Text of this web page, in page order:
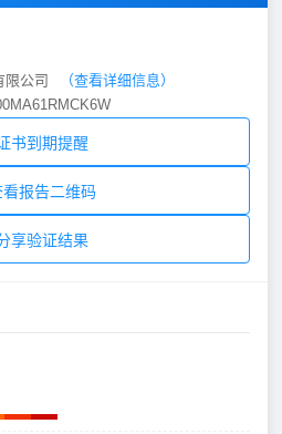
限公司
（查看详细信息）
书到期提醒
看报告二维码
享验证结果